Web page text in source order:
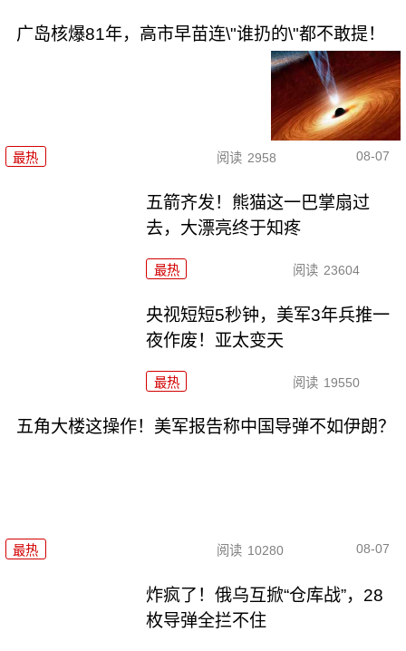
广岛核爆81年，高市早苗连\"谁扔的\"都不敢提！
最热 阅读 2958 08-07
五箭齐发！熊猫这一巴掌扇过
去，大漂亮终于知疼
最热 阅读 23604
央视短短5秒钟，美军3年兵推一
夜作废！亚太变天
最热 阅读 19550
五角大楼这操作！美军报告称中国导弹不如伊朗？
最热 阅读 10280 08-07
炸疯了！俄乌互掀“仓库战”，28
枚导弹全拦不住